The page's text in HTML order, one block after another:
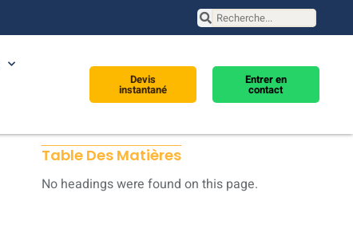
Devis
instantané
Entrer en
contact
Table Des Matières
No headings were found on this page.